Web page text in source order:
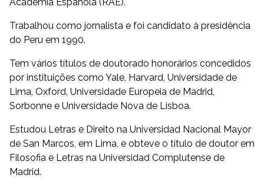
Trabalhou como jornalista e foi candidato à presidência
do Peru em 1990.
Tem vários títulos de doutorado honorários concedidos
por instituições como Yale, Harvard, Universidade de
Lima, Oxford, Universidade Europeia de Madrid,
Sorbonne e Universidade Nova de Lisboa.
Estudou Letras e Direito na Universidad Nacional Mayor
de San Marcos, em Lima, e obteve o título de doutor em
Filosofia e Letras na Universidad Complutense de
Madrid.